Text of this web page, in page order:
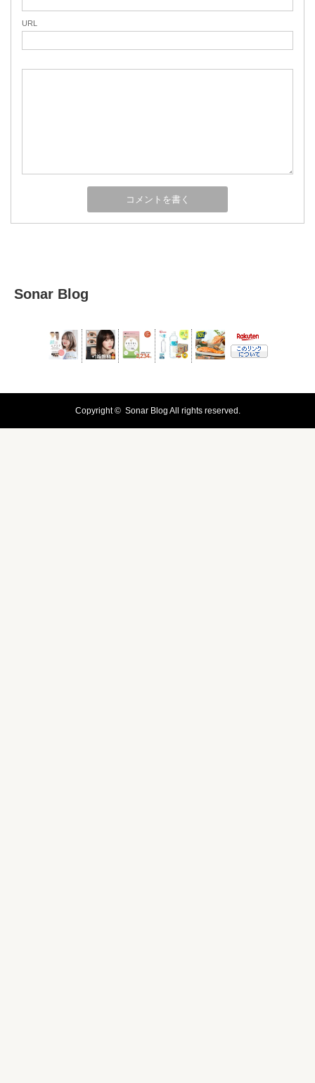
URL
Sonar Blog
Copyright © Sonar Blog All rights reserved.